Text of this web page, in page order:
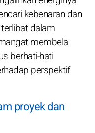
kebenaran dan
dalam
membela
berhati-hati
perspektif
proyek dan